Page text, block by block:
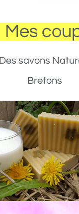
Mes
Des savons
Bretons